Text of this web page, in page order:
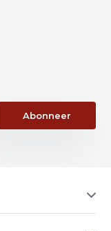
Abonneer